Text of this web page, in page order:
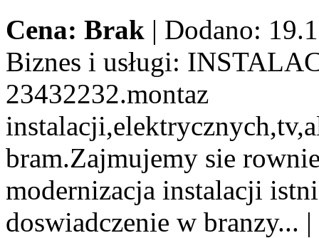
Cena: Brak | Dodano:
Biznes i usługi:
23432232.montaz
bram.Zajmujemy sie
modernizacja instalacji
doswiadczenie w branzy... |